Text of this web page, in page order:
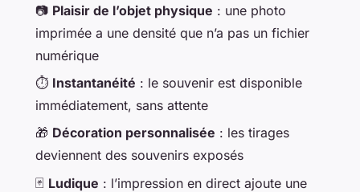
📷 Plaisir de l’objet physique : une photo
imprimée a une densité que n’a pas un fichier
numérique
⏱️ Instantanéité : le souvenir est disponible
immédiatement, sans attente
🎁 Décoration personnalisée : les tirages
deviennent des souvenirs exposés
🃏 Ludique : l’impression en direct ajoute une